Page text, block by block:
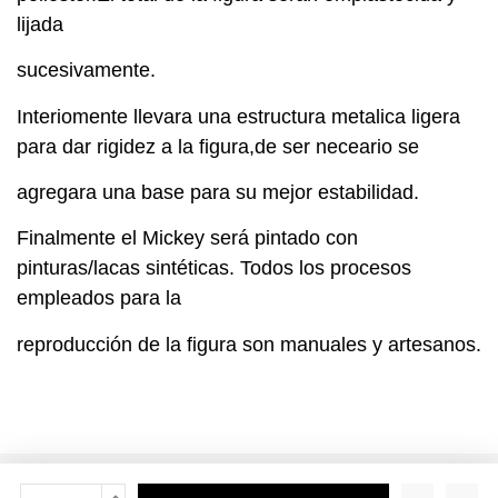
lijada
sucesivamente.
Interiomente llevara una estructura metalica ligera
para dar rigidez a la figura,de ser neceario se
agregara una base para su mejor estabilidad.
Finalmente el Mickey será pintado con
pinturas/lacas sintéticas. Todos los procesos
empleados para la
reproducción de la figura son manuales y artesanos.